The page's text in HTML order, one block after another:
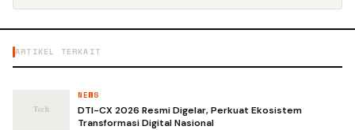
ARTIKEL TERKAIT
NEWS
DTI-CX 2026 Resmi Digelar, Perkuat Ekosistem
Transformasi Digital Nasional